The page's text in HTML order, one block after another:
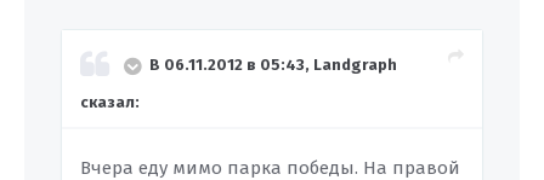
В 06.11.2012 в 05:43, Landgraph
сказал:
Вчера еду мимо парка победы. На правой